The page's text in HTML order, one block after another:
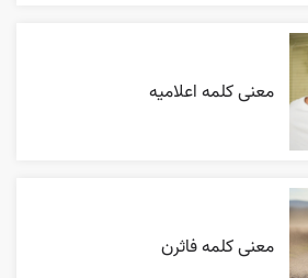
معنی کلمه اعلاميه
معنی کلمه فاثرن